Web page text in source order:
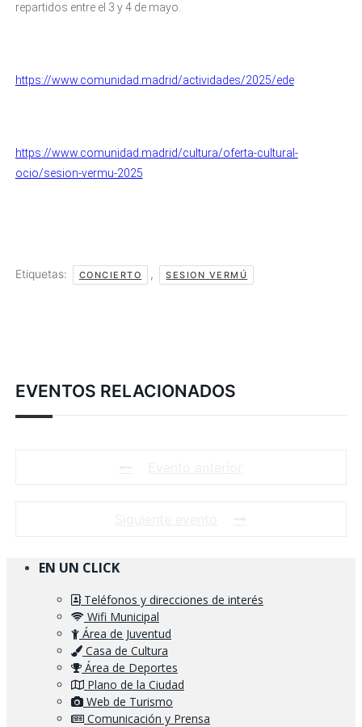
repartidos entre el 3 y 4 de mayo.
https://www.comunidad.madrid/actividades/2025/ede
https://www.comunidad.madrid/cultura/oferta-cultural-
ocio/sesion-vermu-2025
Etiquetas: CONCIERTO , SESION VERMÚ
EVENTOS RELACIONADOS
EN UN CLICK
Teléfonos y direcciones de interés
Wifi Municipal
Área de Juventud
Casa de Cultura
Área de Deportes
Plano de la Ciudad
Web de Turismo
Comunicación y Prensa